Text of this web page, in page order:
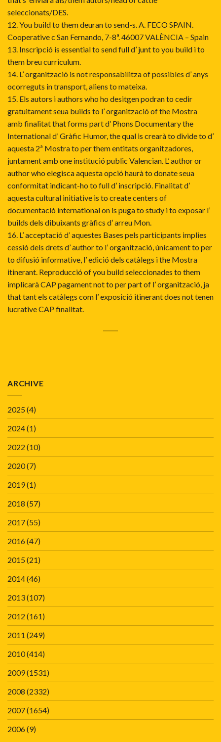
seleccionats/DES.
12. You build to them deuran to send-s. A. FECO SPAIN.
Cooperative c San Fernando, 7-8ª. 46007 VALÈNCIA – Spain
13. Inscripció is essential to send full d’ junt to you build i to
them breu curriculum.
14. L’ organització is not responsabilitza of possibles d’ anys
ocorreguts in transport, aliens to mateixa.
15. Els autors i authors who ho desitgen podran to cedir
gratuitament seua builds to l’ organització of the Mostra
amb finalitat that forms part d’ Phons Documentary the
International d’ Gràfic Humor, the qual is crearà to divide to d’
aquesta 2ª Mostra to per them entitats organitzadores,
juntament amb one institució public Valencian. L’ author or
author who elegisca aquesta opció haurà to donate seua
conformitat indicant-ho to full d’ inscripció. Finalitat d’
aquesta cultural initiative is to create centers of
documentació international on is puga to study i to exposar l’
builds dels dibuixants gràfics d’ arreu Mon.
16. L’ acceptació d’ aquestes Bases pels participants implies
cessió dels drets d’ author to l’ organització, únicament to per
to difusió informative, l’ edició dels catàlegs i the Mostra
itinerant. Reproducció of you build seleccionades to them
implicarà CAP pagament not to per part of l’ organització, ja
that tant els catàlegs com l’ exposició itinerant does not tenen
lucrative CAP finalitat.
ARCHIVE
2025(4)
2024(1)
2022 (10)
2020(7)
2019(1)
2018 (57)
2017(55)
2016(47)
2015(21)
2014(46)
2013(107)
2012 (161)
2011 (249)
2010(414)
2009(1531)
2008 (2332)
2007(1654)
2006(9)